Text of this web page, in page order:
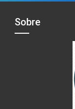
Sobre